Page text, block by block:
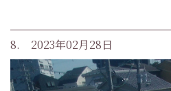
8. 2023年02月28日